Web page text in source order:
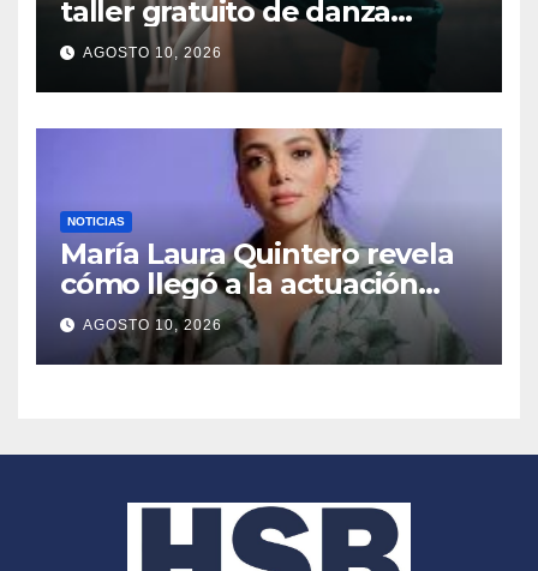
taller gratuito de danza
moderna y
afrocontemporánea
AGOSTO 10, 2026
NOTICIAS
María Laura Quintero revela
cómo llegó a la actuación
“por accidente”
AGOSTO 10, 2026